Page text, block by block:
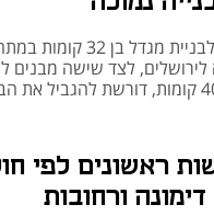
הוועדה המחוזית תדון בשבוע הבא בתוכנית לבניית מגדל בן
לצד שישה מבנים
אמות, שזכתה במכרז לבניית מגדל סמוך בן 40 קומות, דורשת
ראשונים לפי
ורחובות